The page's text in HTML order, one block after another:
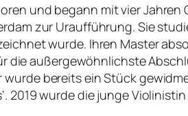
und begann mit vier Jahren
zur Uraufführung. Sie
wurde. Ihren Master
die außergewöhnlichste
wurde bereits ein Stück
2019 wurde die junge